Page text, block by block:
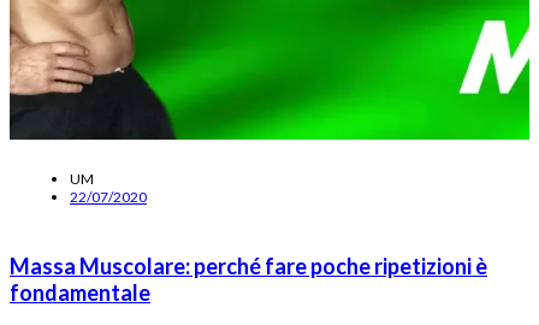
UM
22/07/2020
Massa Muscolare: perché fare poche ripetizioni è
fondamentale